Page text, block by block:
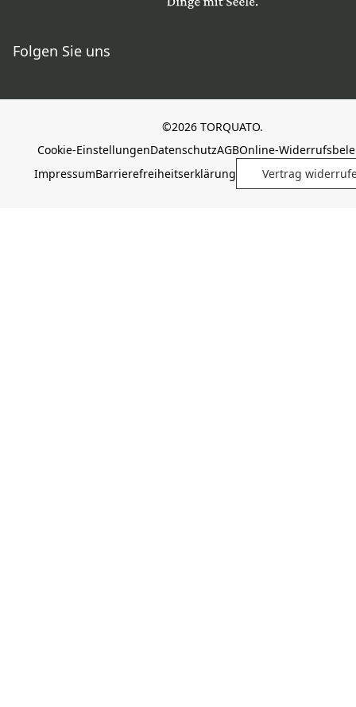
Folgen Sie uns
©2026 TORQUATO.
Cookie-EinstellungenDatenschutzAGBOnline-
ImpressumBarrierefreiheitserklärung Vertrag